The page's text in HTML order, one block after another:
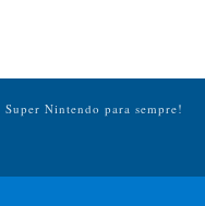
Super Nintendo para sempre!